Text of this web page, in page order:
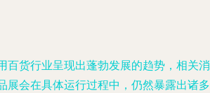
百货行业呈现出蓬勃发展的趋势，相关
展会在具体运行过程中，仍然暴露出诸